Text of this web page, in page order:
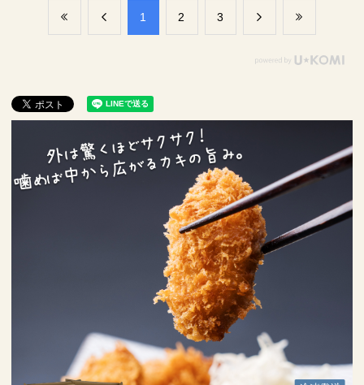
​1 ​2 ​3